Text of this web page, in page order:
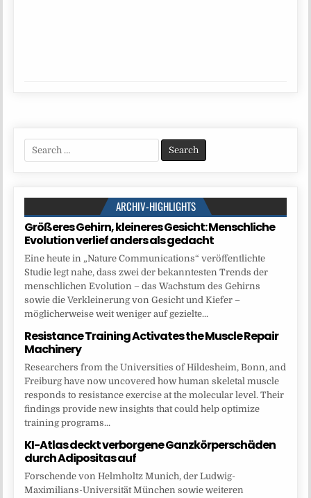
Search
for:
ARCHIV-HIGHLIGHTS
Größeres Gehirn, kleineres Gesicht: Menschliche
Evolution verlief anders als gedacht
Eine heute in „Nature Communications“ veröffentlichte
Studie legt nahe, dass zwei der bekanntesten Trends der
menschlichen Evolution – das Wachstum des Gehirns
sowie die Verkleinerung von Gesicht und Kiefer –
möglicherweise weit weniger auf gezielte...
Resistance Training Activates the Muscle Repair
Machinery
Researchers from the Universities of Hildesheim, Bonn, and
Freiburg have now uncovered how human skeletal muscle
responds to resistance exercise at the molecular level. Their
findings provide new insights that could help optimize
training programs...
KI-Atlas deckt verborgene Ganzkörperschäden
durch Adipositas auf
Forschende von Helmholtz Munich, der Ludwig-
Maximilians-Universität München sowie weiteren